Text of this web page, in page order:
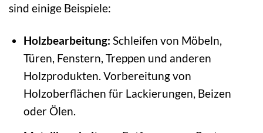
sind einige Beispiele:
Holzbearbeitung: Schleifen von Möbeln,
Türen, Fenstern, Treppen und anderen
Holzprodukten. Vorbereitung von
Holzoberflächen für Lackierungen, Beizen
oder Ölen.